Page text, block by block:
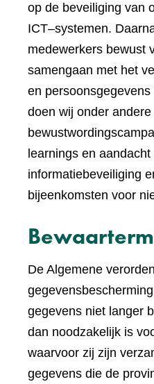
op de beveiliging van
ICT–systemen.
medewerkers bewust
samengaan met het
en
doen wij onder andere
learnings en aandacht
informatiebeveiliging
bijeenkomsten voor
De Algemene
gegevens niet langer
dan noodzakelijk is
waarvoor zij zijn
gegevens die de